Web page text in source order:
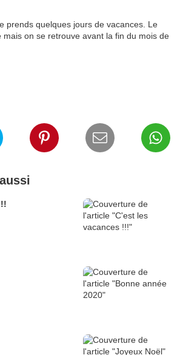
prends quelques jours de vacances. Le
mais on se retrouve avant la fin du mois de